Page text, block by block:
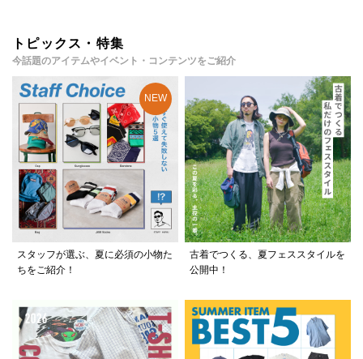
トピックス・特集
今話題のアイテムやイベント・コンテンツをご紹介
スタッフが選ぶ、夏に必須の小物た
ちをご紹介！
古着でつくる、夏フェススタイルを
公開中！